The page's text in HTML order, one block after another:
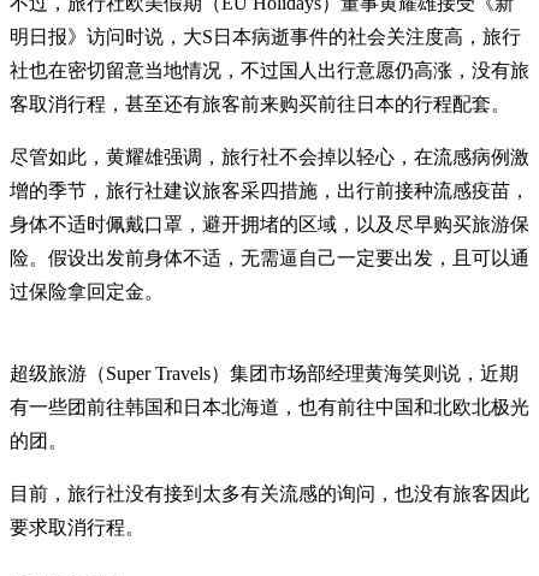
明日报》访问时说，大S日本病逝事件的社会关注度高，旅行
社也在密切留意当地情况，不过国人出行意愿仍高涨，没有旅
客取消行程，甚至还有旅客前来购买前往日本的行程配套。
尽管如此，黄耀雄强调，旅行社不会掉以轻心，在流感病例激
增的季节，旅行社建议旅客采四措施，出行前接种流感疫苗，
身体不适时佩戴口罩，避开拥堵的区域，以及尽早购买旅游保
险。假设出发前身体不适，无需逼自己一定要出发，且可以通
过保险拿回定金。
超级旅游（Super Travels）集团市场部经理黄海笑则说，近期
有一些团前往韩国和日本北海道，也有前往中国和北欧北极光
的团。
目前，旅行社没有接到太多有关流感的询问，也没有旅客因此
要求取消行程。